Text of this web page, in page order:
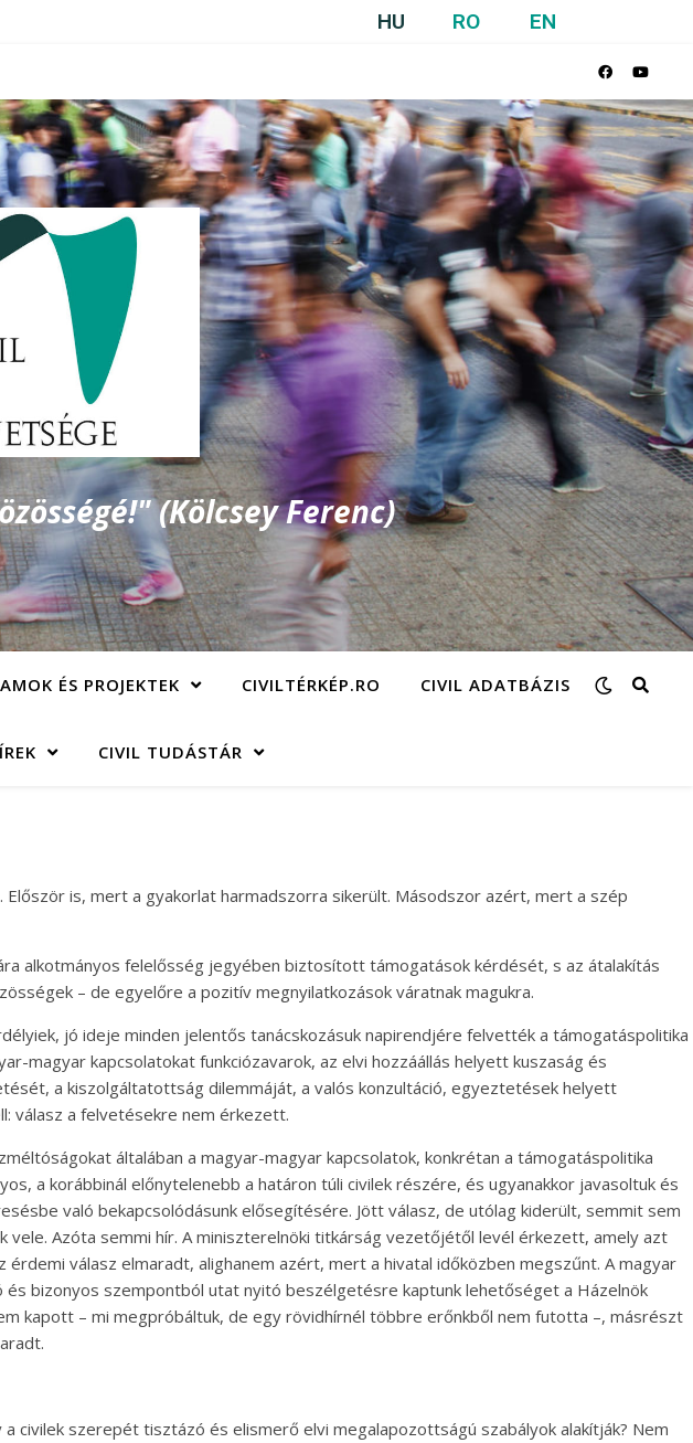
HU RO EN
(Kölcsey Ferenc)
ÉS PROJEKTEK CIVILTÉRKÉP.RO CIVIL ADATBÁZIS
CIVIL TUDÁSTÁR
is, mert a gyakorlat harmadszorra sikerült. Másodszor azért, mert a szép
alkotmányos felelősség jegyében biztosított támogatások kérdését, s az átalakítás
– de egyelőre a pozitív megnyilatkozások váratnak magukra.
jó ideje minden jelentős tanácskozásuk napirendjére felvették a támogatáspolitika
magyar kapcsolatokat funkciózavarok, az elvi hozzáállás helyett kuszaság és
a kiszolgáltatottság dilemmáját, a valós konzultáció, egyeztetések helyett
válasz a felvetésekre nem érkezett.
általában a magyar-magyar kapcsolatok, konkrétan a támogatáspolitika
a korábbinál előnytelenebb a határon túli civilek részére, és ugyanakkor javasoltuk és
való bekapcsolódásunk elősegítésére. Jött válasz, de utólag kiderült, semmit sem
Azóta semmi hír. A miniszterelnöki titkárság vezetőjétől levél érkezett, amely azt
válasz elmaradt, alighanem azért, mert a hivatal időközben megszűnt. A magyar
bizonyos szempontból utat nyitó beszélgetésre kaptunk lehetőséget a Házelnök
kapott – mi megpróbáltuk, de egy rövidhírnél többre erőnkből nem futotta –, másrészt
civilek szerepét tisztázó és elismerő elvi megalapozottságú szabályok alakítják? Nem